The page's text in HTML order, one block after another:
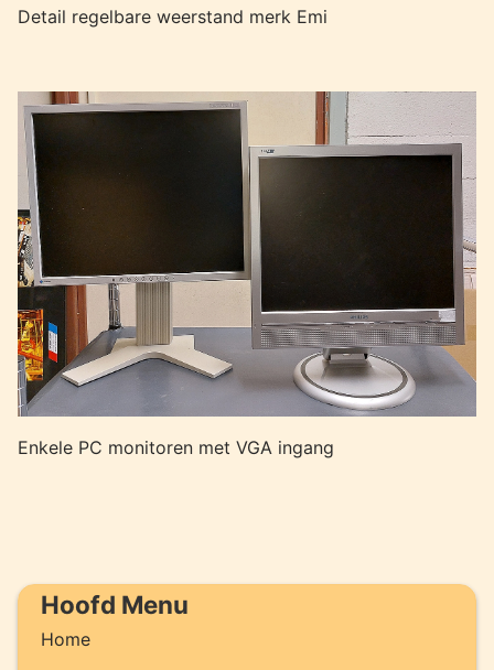
Hoofd Menu
Home
Detail regelbare weerstand merk Emi
Enkele PC monitoren met VGA ingang